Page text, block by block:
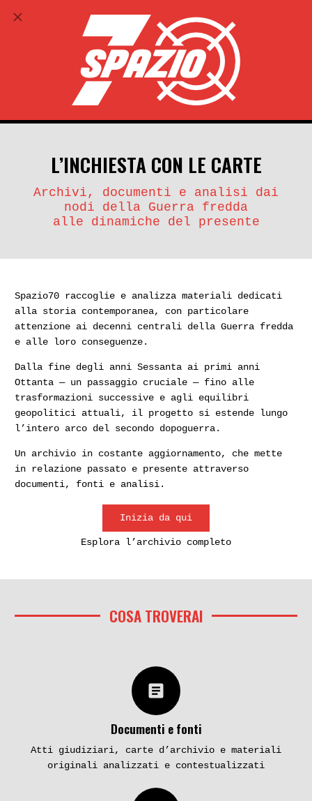
ABBONATI
search account_circle
L’INCHIESTA CON LE CARTE
Archivi, documenti e analisi dai
nodi della Guerra fredda
alle dinamiche del presente
Spazio70 raccoglie e analizza materiali dedicati
alla storia contemporanea, con particolare
attenzione ai decenni centrali della Guerra fredda
e alle loro conseguenze.
Dalla fine degli anni Sessanta ai primi anni
Ottanta — un passaggio cruciale — fino alle
trasformazioni successive e agli equilibri
geopolitici attuali, il progetto si estende lungo
l’intero arco del secondo dopoguerra.
Un archivio in costante aggiornamento, che mette
in relazione passato e presente attraverso
documenti, fonti e analisi.
Inizia da qui
Esplora l’archivio completo
COSA TROVERAI
article
Documenti e fonti
Atti giudiziari, carte d’archivio e materiali
originali analizzati e contestualizzati